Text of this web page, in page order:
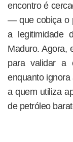
encontro é
— que cobiça o
a legitimidade
Maduro. Agora,
para validar a
enquanto
a quem utiliza
de petróleo